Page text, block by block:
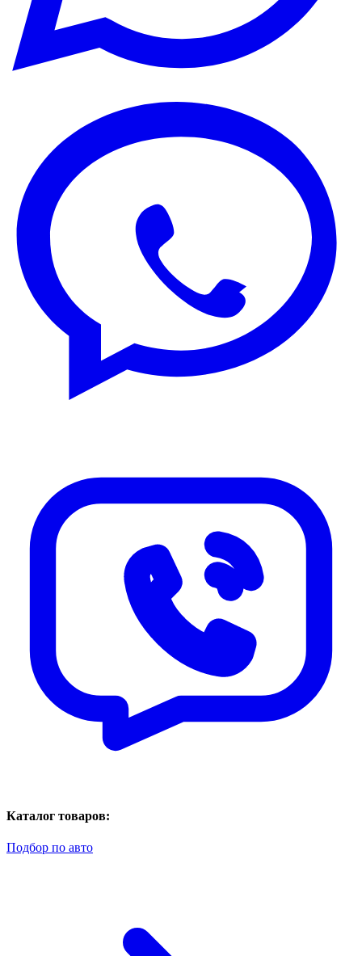
Каталог товаров:
Подбор по авто